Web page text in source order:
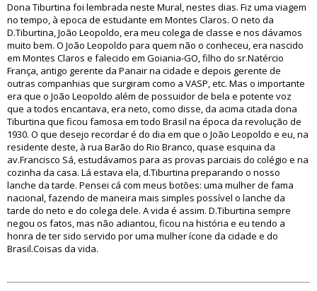
Dona Tiburtina foi lembrada neste Mural, nestes dias. Fiz uma viagem
no tempo, à epoca de estudante em Montes Claros. O neto da
D.Tiburtina, João Leopoldo, era meu colega de classe e nos dávamos
muito bem. O João Leopoldo para quem não o conheceu, era nascido
em Montes Claros e falecido em Goiania-GO, filho do sr.Natércio
França, antigo gerente da Panair na cidade e depois gerente de
outras companhias que surgiram como a VASP, etc. Mas o importante
era que o João Leopoldo além de possuidor de bela e potente voz
que a todos encantava, era neto, como disse, da acima citada dona
Tiburtina que ficou famosa em todo Brasil na época da revolução de
1930. O que desejo recordar é do dia em que o João Leopoldo e eu, na
residente deste, à rua Barão do Rio Branco, quase esquina da
av.Francisco Sá, estudávamos para as provas parciais do colégio e na
cozinha da casa. Lá estava ela, d.Tiburtina preparando o nosso
lanche da tarde. Pensei cá com meus botões: uma mulher de fama
nacional, fazendo de maneira mais simples possível o lanche da
tarde do neto e do colega dele. A vida é assim. D.Tiburtina sempre
negou os fatos, mas não adiantou, ficou na história e eu tendo a
honra de ter sido servido por uma mulher ícone da cidade e do
Brasil.Coisas da vida.